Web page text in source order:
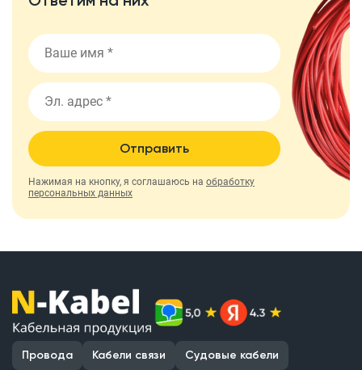
Отправить
Нажимая на кнопку, я соглашаюсь на обработку
персональных данных
Провода Кабели связи Судовые кабели